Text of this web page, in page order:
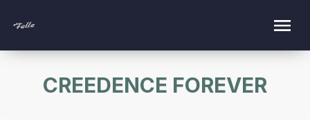
CREEDENCE FOREVER